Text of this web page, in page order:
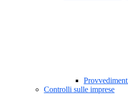
Controlli sulle imprese